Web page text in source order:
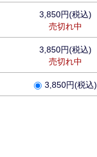
3,850円(税込)
売切れ中
3,850円(税込)
売切れ中
3,850円(税込)